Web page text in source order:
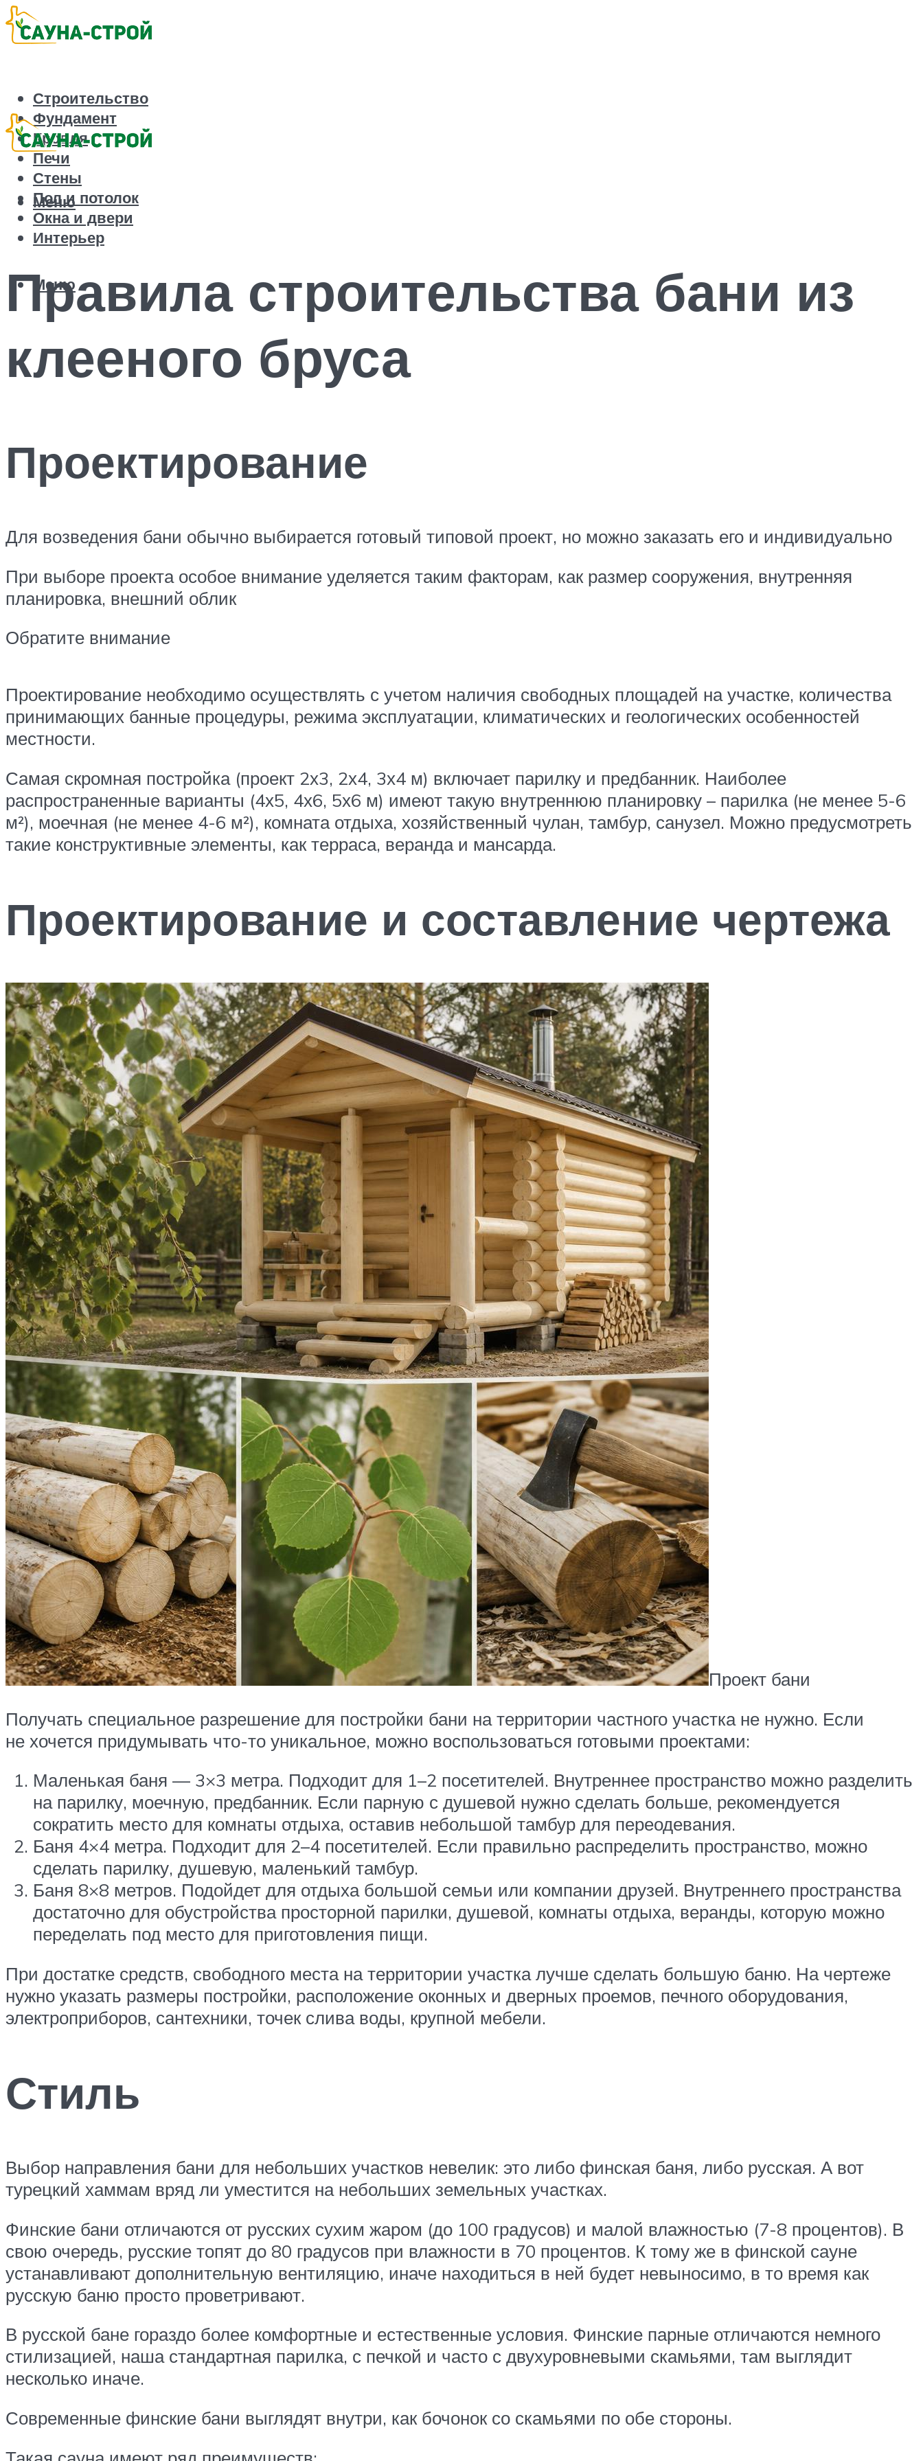
Строительство
Фундамент
Кровля
Печи
Стены
Пол и потолок
Окна и двери
Интерьер
Меню
Меню
Правила строительства бани из
клееного бруса
Проектирование
Для возведения бани обычно выбирается готовый типовой проект, но можно заказать его и индивидуально
При выборе проекта особое внимание уделяется таким факторам, как размер сооружения, внутренняя
планировка, внешний облик
Обратите внимание
Проектирование необходимо осуществлять с учетом наличия свободных площадей на участке, количества
принимающих банные процедуры, режима эксплуатации, климатических и геологических особенностей
местности.
Самая скромная постройка (проект 2х3, 2х4, 3х4 м) включает парилку и предбанник. Наиболее
распространенные варианты (4х5, 4х6, 5х6 м) имеют такую внутреннюю планировку – парилка (не менее 5-6
м²), моечная (не менее 4-6 м²), комната отдыха, хозяйственный чулан, тамбур, санузел. Можно предусмотреть
такие конструктивные элементы, как терраса, веранда и мансарда.
Проектирование и составление чертежа
Проект бани
Получать специальное разрешение для постройки бани на территории частного участка не нужно. Если
не хочется придумывать что-то уникальное, можно воспользоваться готовыми проектами:
Маленькая баня — 3×3 метра. Подходит для 1–2 посетителей. Внутреннее пространство можно разделить
на парилку, моечную, предбанник. Если парную с душевой нужно сделать больше, рекомендуется
сократить место для комнаты отдыха, оставив небольшой тамбур для переодевания.
Баня 4×4 метра. Подходит для 2–4 посетителей. Если правильно распределить пространство, можно
сделать парилку, душевую, маленький тамбур.
Баня 8×8 метров. Подойдет для отдыха большой семьи или компании друзей. Внутреннего пространства
достаточно для обустройства просторной парилки, душевой, комнаты отдыха, веранды, которую можно
переделать под место для приготовления пищи.
При достатке средств, свободного места на территории участка лучше сделать большую баню. На чертеже
нужно указать размеры постройки, расположение оконных и дверных проемов, печного оборудования,
электроприборов, сантехники, точек слива воды, крупной мебели.
Стиль
Выбор направления бани для небольших участков невелик: это либо финская баня, либо русская. А вот
турецкий хаммам вряд ли уместится на небольших земельных участках.
Финские бани отличаются от русских сухим жаром (до 100 градусов) и малой влажностью (7-8 процентов). В
свою очередь, русские топят до 80 градусов при влажности в 70 процентов. К тому же в финской сауне
устанавливают дополнительную вентиляцию, иначе находиться в ней будет невыносимо, в то время как
русскую баню просто проветривают.
В русской бане гораздо более комфортные и естественные условия. Финские парные отличаются немного
стилизацией, наша стандартная парилка, с печкой и часто с двухуровневыми скамьями, там выглядит
несколько иначе.
Современные финские бани выглядят внутри, как бочонок со скамьями по обе стороны.